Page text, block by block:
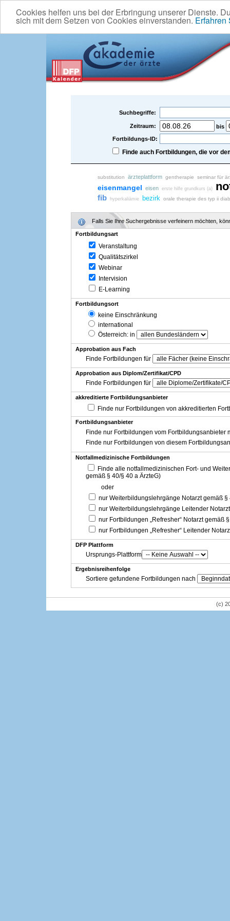
Cookies helfen uns bei der Erbringung unserer Dienste.
sich mit dem Setzen von Cookies einverstanden. Erfahren
Suchbegriffe:
Zeitraum:
bis
Fortbildungs-ID:
Finde auch Fortbildungen, die vor
substitution ärzteplattform gentherapie seminar für
eisenmangel eisen erste hilfe grundkurs (a)
fib hyperkaliämie bezirk orale therapie des typ ii
Falls Sie Ihre Suchergebnisse verfeinern möchten,
Fortbildungsart
Veranstaltung
Qualitätszirkel
Webinar
Intervision
E-Learning
Fortbildungsort
keine Einschränkung
international
Österreich: in
Approbation aus Fach
Finde Fortbildungen für
Approbation aus Diplom/Zertifikat/CPD
Finde Fortbildungen für
akkreditierte Fortbildungsanbieter
Finde nur Fortbildungen von akkreditierten
Fortbildungsanbieter
Finde nur Fortbildungen vom Fortbildungsanbieter
Finde nur Fortbildungen von diesem
Notfallmedizinische Fortbildungen
Finde alle notfallmedizinischen Fort- und
gemäß § 40/§ 40 a ÄrzteG)
oder
nur Weiterbildungslehrgänge Notarzt gemäß §
nur Weiterbildungslehrgänge Leitender
nur Fortbildungen „Refresher“ Notarzt gemäß
nur Fortbildungen „Refresher“ Leitender
DFP Plattform
Ursprungs-Plattform
Ergebnisreihenfolge
Sortiere gefundene Fortbildungen nach
(c)